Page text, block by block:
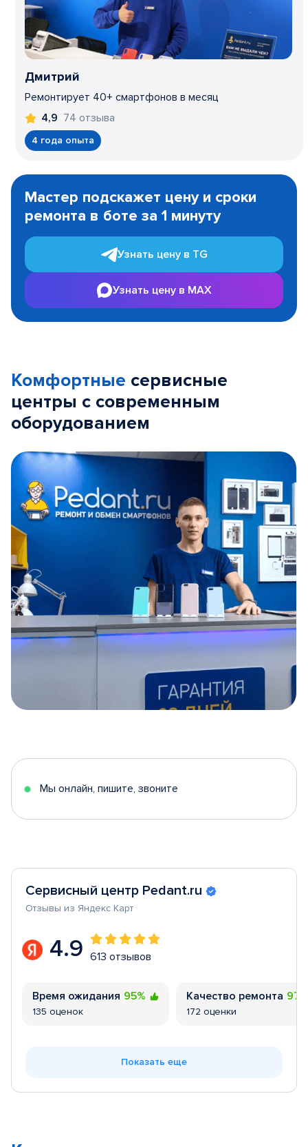
Дмитрий
Ремонтирует 40+ смартфонов в месяц
4,9 74 отзыва
4 года опыта
1
Мастер подскажет цену и сроки
ремонта в боте за 1 минуту
Узнать цену в TG
Узнать цену в MAX
Комфортные сервисные
центры с современным
оборудованием
5
Мы онлайн, пишите, звоните
Сервисный центр Pedant.ru
Отзывы из Яндекс Карт
4.9 613 отзывов
Время ожидания 95%
135 оценок
Качество ремонта
172 оценки
Показать еще